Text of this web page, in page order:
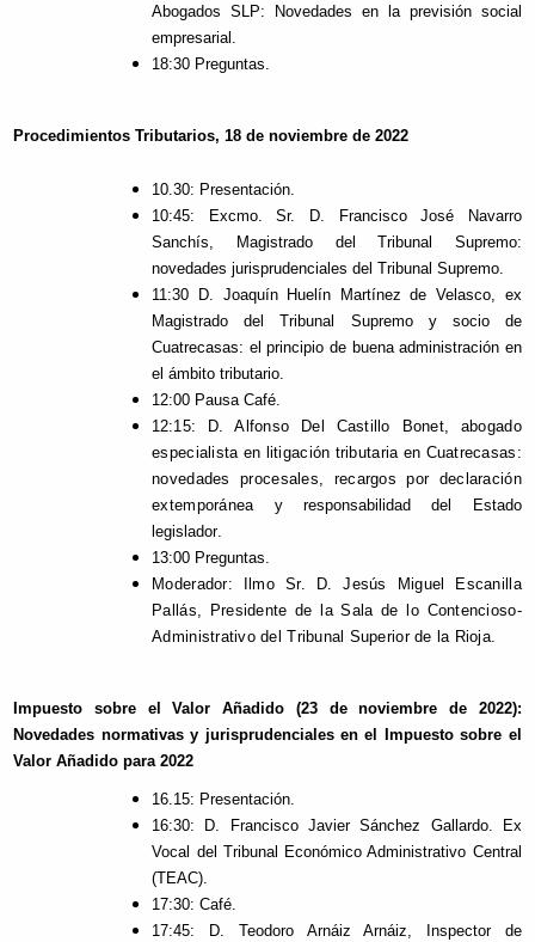
Abogados SLP: Novedades en la previsión social
empresarial.
18:30 Preguntas.
Procedimientos Tributarios, 18 de noviembre de 2022
10.30: Presentación.
10:45: Excmo. Sr. D. Francisco José Navarro
Sanchís, Magistrado del Tribunal Supremo:
novedades jurisprudenciales del Tribunal Supremo.
11:30 D. Joaquín Huelín Martínez de Velasco, ex
Magistrado del Tribunal Supremo y socio de
Cuatrecasas: el principio de buena administración en
el ámbito tributario.
12:00 Pausa Café.
12:15: D. Alfonso Del Castillo Bonet, abogado
especialista en litigación tributaria en Cuatrecasas:
novedades procesales, recargos por declaración
extemporánea y responsabilidad del Estado
legislador.
13:00 Preguntas.
Moderador: Ilmo Sr. D. Jesús Miguel Escanilla
Pallás, Presidente de la Sala de lo Contencioso-
Administrativo del Tribunal Superior de la Rioja.
Impuesto sobre el Valor Añadido (23 de noviembre de 2022):
Novedades normativas y jurisprudenciales en el Impuesto sobre el
Valor Añadido para 2022
16.15: Presentación.
16:30: D. Francisco Javier Sánchez Gallardo. Ex
Vocal del Tribunal Económico Administrativo Central
(TEAC).
17:30: Café.
17:45: D. Teodoro Arnáiz Arnáiz, Inspector de